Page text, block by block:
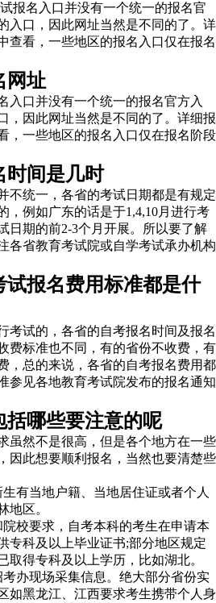
报名入口并没有一个统一的报名官
入口，因此网址当然是不同的了。详
查看，一些地区的报名入口仅在报名
网址
入口并没有一个统一的报名官方入
，因此网址当然是不同的了。详细报
，一些地区的报名入口仅在报名阶段
时间是几时
不统一，各省的考试日期都是有规定
，例如广东的话是于1,4,10月进行考
日期的前2-3个月开展。所以要了解
各省教育考试院或自学考试承办机构
试报名费用标准都是什
考试的，各省的自考报名时间及报名
费标准也不同，有的省份不收费，有
，总的来说，各省的自考报名费用都
参见各地教育考试院发布的报名通知
括哪些要注意的呢
虽然不是很高，但是各个地方在一些
因此想要顺利报名，当然也要清楚些
有当地户籍、当地居住证或者个人
地区。
校要求，自考本科的考生在申请本
专科及以上毕业证书;部分地区规定
取得专科及以上学历，比如湖北。
办现场采集信息。绝大部分省份实
如黑龙江、江西要求考生携带个人身